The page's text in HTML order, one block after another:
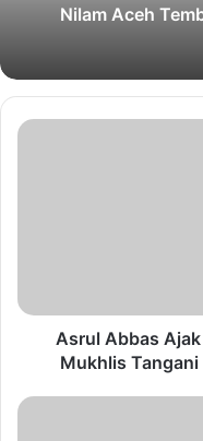
Nilam Aceh
Asrul Abbas
Mukhlis